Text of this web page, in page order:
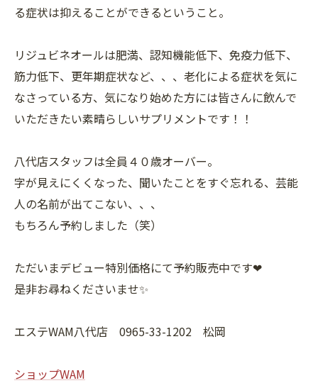
る症状は抑えることができるということ。
リジュビネオールは肥満、認知機能低下、免疫力低下、
筋力低下、更年期症状など、、、老化による症状を気に
なさっている方、気になり始めた方には皆さんに飲んで
いただきたい素晴らしいサプリメントです！！
八代店スタッフは全員４０歳オーバー。
字が見えにくくなった、聞いたことをすぐ忘れる、芸能
人の名前が出てこない、、、
もちろん予約しました（笑）
ただいまデビュー特別価格にて予約販売中です❤
是非お尋ねくださいませ✨
エステWAM八代店 0965-33-1202 松岡
ショップWAM